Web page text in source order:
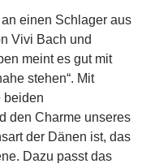
einen Schlager aus
Vivi Bach und
meint es gut mit
stehen“. Mit
beiden
den Charme unseres
der Dänen ist, das
Dazu passt das